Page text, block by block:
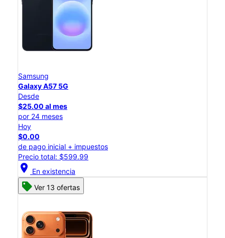
Samsung
Galaxy A57 5G
Desde
$25.00 al mes
por 24 meses
Hoy
$0.00
de pago inicial + impuestos
Precio total: $599.99
location_on En existencia
Ver 13 ofertas